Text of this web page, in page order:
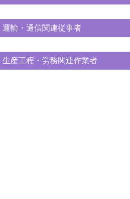
運輸・通信関連従事者
生産工程・労務関連作業者